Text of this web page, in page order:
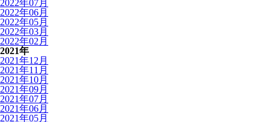
2022年07月
2022年06月
2022年05月
2022年03月
2022年02月
2021年
2021年12月
2021年11月
2021年10月
2021年09月
2021年07月
2021年06月
2021年05月